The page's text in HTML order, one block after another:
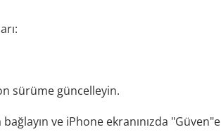
sürüme güncelleyin.
ve iPhone ekranınızda "Güven"e